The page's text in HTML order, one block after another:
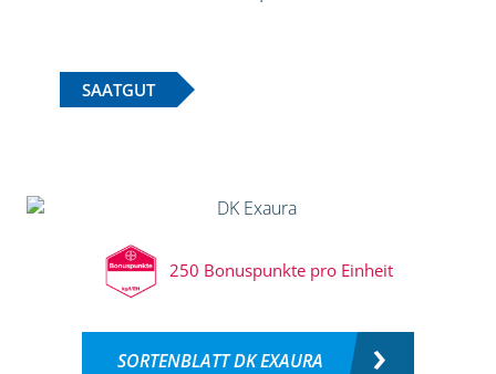
SAATGUT
250 Bonuspunkte pro Einheit
SORTENBLATT DK EXAURA